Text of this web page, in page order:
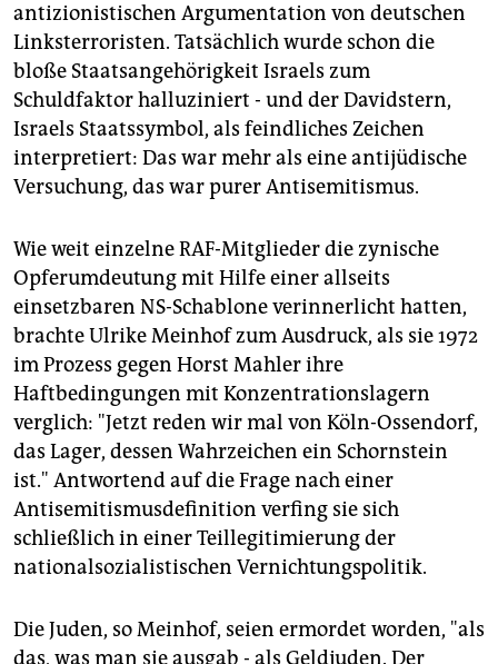
antizionistischen Argumentation von deutschen
Linksterroristen. Tatsächlich wurde schon die
bloße Staatsangehörigkeit Israels zum
Schuldfaktor halluziniert - und der Davidstern,
Israels Staatssymbol, als feindliches Zeichen
interpretiert: Das war mehr als eine antijüdische
Versuchung, das war purer Antisemitismus.
Wie weit einzelne RAF-Mitglieder die zynische
Opferumdeutung mit Hilfe einer allseits
einsetzbaren NS-Schablone verinnerlicht hatten,
brachte Ulrike Meinhof zum Ausdruck, als sie 1972
im Prozess gegen Horst Mahler ihre
Haftbedingungen mit Konzentrationslagern
verglich: "Jetzt reden wir mal von Köln-Ossendorf,
das Lager, dessen Wahrzeichen ein Schornstein
ist." Antwortend auf die Frage nach einer
Antisemitismusdefinition verfing sie sich
schließlich in einer Teillegitimierung der
nationalsozialistischen Vernichtungspolitik.
Die Juden, so Meinhof, seien ermordet worden, "als
das, was man sie ausgab - als Geldjuden. Der